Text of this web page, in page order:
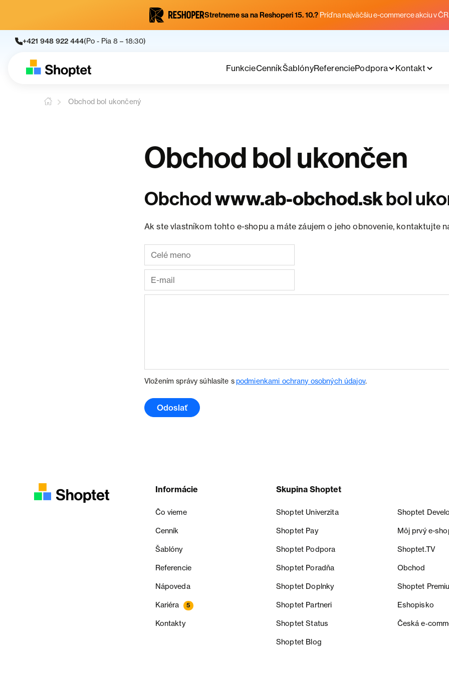
Stretneme sa na Reshoperi 15. 10.? Príď na najväčšiu e-commerce akciu v
+421 948 922 444(Po - Pia 8 – 18:30)
FunkcieCenníkŠablónyReferenciePodpora Kontakt
Obchod bol ukončený
Obchod bol ukončen
Obchodwww.ab-obchod.skbol
Ak ste vlastníkom tohto e-shopu a máte záujem o jeho obnovenie, kontaktujte
Vložením správy súhlasíte spodmienkami ochrany osobných údajov.
Odoslať
Informácie
Čo vieme
Cenník
Šablóny
Referencie
Nápoveda
Kariéra 5
Kontakty
Skupina Shoptet
Shoptet Univerzita Shoptet
Shoptet Pay Môj prvý e-
Shoptet Podpora Shoptet.TV
Shoptet Poradňa Obchod
Shoptet Doplnky Shoptet
Shoptet Partneri Eshopisko
Shoptet Status Česká
Shoptet Blog